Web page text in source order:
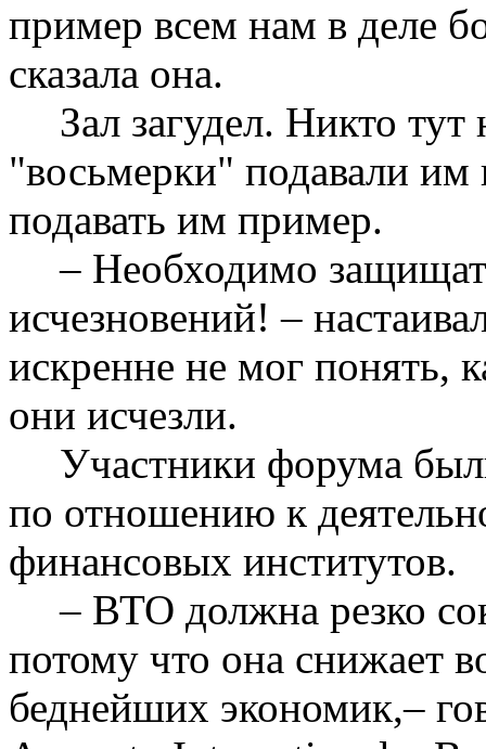
пример всем нам в деле
сказала она.
Зал загудел. Никто
"восьмерки" подавали
подавать им пример.
– Необходимо
исчезновений! –
искренне не мог понять,
они исчезли.
Участники форума
по отношению к
финансовых институтов.
– ВТО должна резко
потому что она снижает
беднейших экономик,–